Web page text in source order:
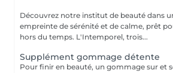
Découvrez notre institut de beauté dans
empreinte de sérénité et de calme, prêt
hors du temps. L'Intemporel, trois...
Supplément gommage détente